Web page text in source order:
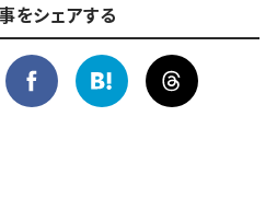
をシェアする